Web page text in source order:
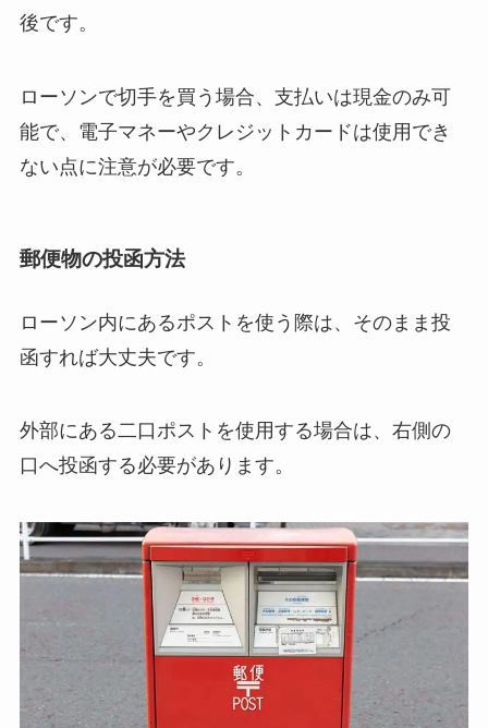
後です。
ローソンで切手を買う場合、支払いは現金のみ可
能で、電子マネーやクレジットカードは使用でき
ない点に注意が必要です。
郵便物の投函方法
ローソン内にあるポストを使う際は、そのまま投
函すれば大丈夫です。
外部にある二口ポストを使用する場合は、右側の
口へ投函する必要があります。